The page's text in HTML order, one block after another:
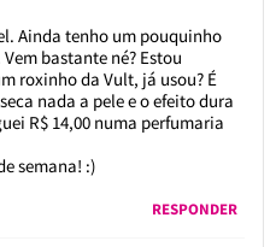
Ainda tenho um pouquinho
bastante né? Estou
roxinho da Vult, já usou? É
nada a pele e o efeito dura
R$ 14,00 numa perfumaria
semana! :)
RESPONDER